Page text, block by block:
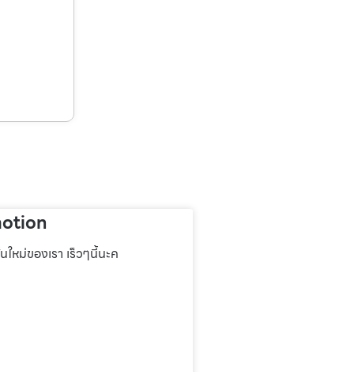
หม่ของเรา เร็วๆนี้นะค